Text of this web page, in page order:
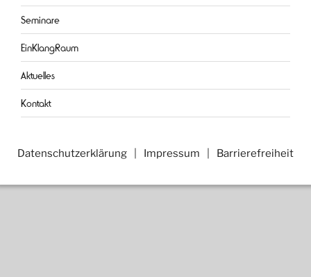
Seminare
EinKlangRaum
Aktuelles
Kontakt
Datenschutzerklärung Impressum Barrierefreiheit